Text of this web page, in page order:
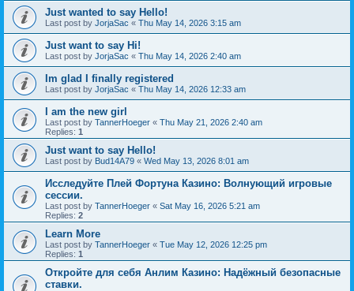
Just wanted to say Hello!
Last post by JorjaSac « Thu May 14, 2026 3:15 am
Just want to say Hi!
Last post by JorjaSac « Thu May 14, 2026 2:40 am
Im glad I finally registered
Last post by JorjaSac « Thu May 14, 2026 12:33 am
I am the new girl
Last post by TannerHoeger « Thu May 21, 2026 2:40 am
Replies: 1
Just want to say Hello!
Last post by Bud14A79 « Wed May 13, 2026 8:01 am
Исследуйте Плей Фортуна Казино: Волнующий игровые
сессии.
Last post by TannerHoeger « Sat May 16, 2026 5:21 am
Replies: 2
Learn More
Last post by TannerHoeger « Tue May 12, 2026 12:25 pm
Replies: 1
Откройте для себя Анлим Казино: Надёжный безопасные
ставки.